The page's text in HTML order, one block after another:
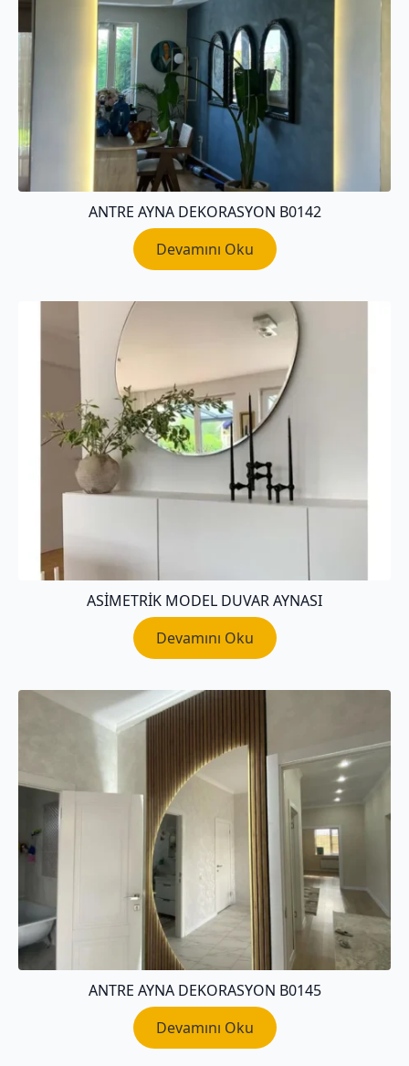
ANTRE AYNA DEKORASYON B0142
Devamını Oku
ASIMETRIK MODEL DUVAR AYNASI
Devamını Oku
ANTRE AYNA DEKORASYON B0145
Devamını Oku